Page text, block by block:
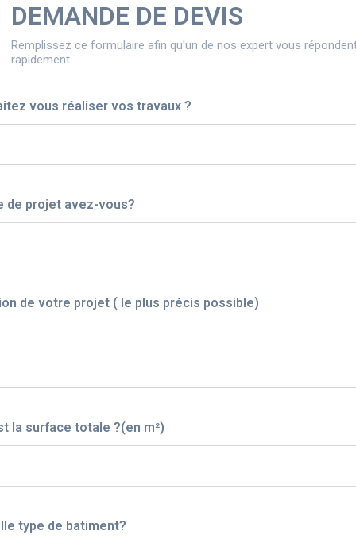
DEMANDE DE DEVIS
Remplissez ce formulaire afin qu'un de nos expert vous
rapidement.
vous réaliser vos travaux ?
de projet avez-vous?
de votre projet ( le plus précis possible)
la surface totale ?(en m²)
type de batiment?